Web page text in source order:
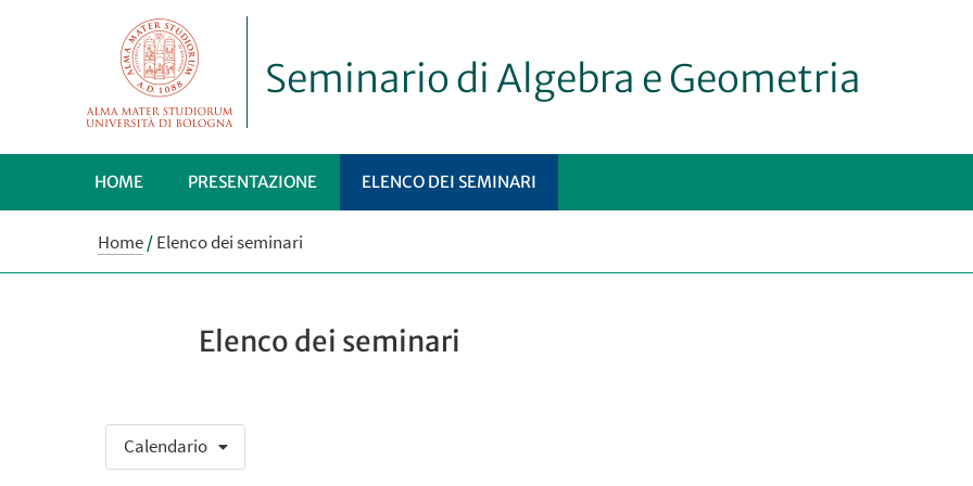
Seminario di Algebra e Geometria
HOME PRESENTAZIONE ELENCO DEI SEMINARI
Home/Elenco dei seminari
Elenco dei seminari
Calendario